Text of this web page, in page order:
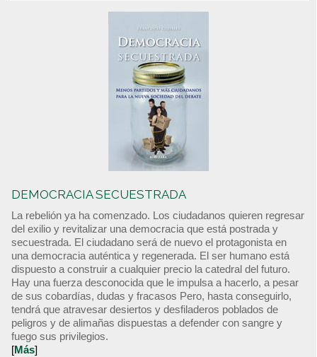
DEMOCRACIA SECUESTRADA
La rebelión ya ha comenzado. Los ciudadanos quieren regresar
del exilio y revitalizar una democracia que está postrada y
secuestrada. El ciudadano será de nuevo el protagonista en
una democracia auténtica y regenerada. El ser humano está
dispuesto a construir a cualquier precio la catedral del futuro.
Hay una fuerza desconocida que le impulsa a hacerlo, a pesar
de sus cobardías, dudas y fracasos Pero, hasta conseguirlo,
tendrá que atravesar desiertos y desfiladeros poblados de
peligros y de alimañas dispuestas a defender con sangre y
fuego sus privilegios.
[Más]